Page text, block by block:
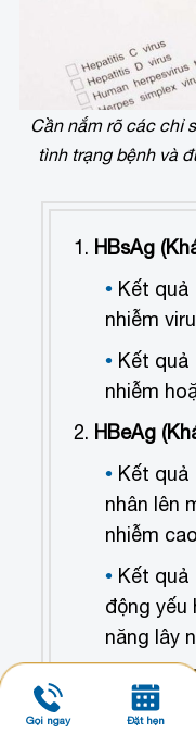
Cần nắm rõ các chỉ
tình trạng bệnh và
HBsAg
Kết quả
nhiễm
Kết quả
nhiễm
HBeAg
Kết quả
nhân lên
nhiễm
Kết quả
động yếu
năng lây
Anti-HBs
HBV)
Gọi ngay Đặt hẹn